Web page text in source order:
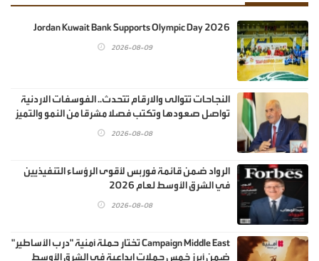
Jordan Kuwait Bank Supports Olympic Day 2026
2026-08-09
النجاحات تتوالى والارقام تتحدث.. الفوسفات الاردنية
تواصل صعودها وتكتب فصلا مشرقا من النمو والتميز
2026-08-08
الرواد ضمن قائمة فوربس لأقوى الرؤساء التنفيذيين
في الشرق الأوسط لعام 2026
2026-08-08
Campaign Middle East تختار حملة أمنية "درب الأساطير"
ضمن أبرز خمس حملات إبداعية في الشرق الأوسط